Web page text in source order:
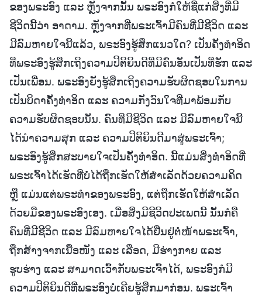
ຂອງພຣະອົງ ແລະ ຫຼັງຈາກນັ້ນ ພຣະອົງກໍໃຫ້ຊື່ແກ່ສິ່ງທີ່ມີ
ຊີວິດນີ້ວ່າ ອາດາມ. ຫຼັງຈາກທີ່ພຣະເຈົ້າມີຄົນທີ່ມີຊີວິດ ແລະ
ມີລົມຫາຍໃຈນີ້ແລ້ວ, ພຣະອົງຮູ້ສຶກແນວໃດ? ເປັນຄັ້ງທຳອິດ
ທີ່ພຣະອົງຮູ້ສຶກເຖິງຄວາມປິຕິຍິນດີທີ່ມີຄົນອັນເປັນທີ່ຮັກ ແລະ
ເປັນເພື່ອນ. ພຣະອົງຍັງຮູ້ສຶກເຖິງຄວາມຮັບຜິດຊອບໃນການ
ເປັນບິດາຄັ້ງທຳອິດ ແລະ ຄວາມກັງວົນໃຈທີ່ມາພ້ອມກັບ
ຄວາມຮັບຜິດຊອບນັ້ນ. ຄົນທີ່ມີຊີວິດ ແລະ ມີລົມຫາຍໃຈນີ້
ໄດ້ນໍາຄວາມສຸກ ແລະ ຄວາມປິຕິຍິນດີມາສູ່ພຣະເຈົ້າ;
ພຣະອົງຮູ້ສຶກສະບາຍໃຈເປັນຄັ້ງທຳອິດ. ນີ້ແມ່ນສິ່ງທຳອິດທີ່
ພຣະເຈົ້າໄດ້ເຮັດທີ່ບໍ່ໄດ້ຖືກເຮັດໃຫ້ສຳເລັດດ້ວຍຄວາມຄິດ
ຫຼື ແມ່ນແຕ່ພຣະທຳຂອງພຣະອົງ, ແຕ່ຖືກເຮັດໃຫ້ສຳເລັດ
ດ້ວຍມືຂອງພຣະອົງເອງ. ເມື່ອສິ່ງມີຊີວິດປະເພດນີ້ ນັ້ນກໍຄື
ຄົນທີ່ມີຊີວິດ ແລະ ມີລົມຫາຍໃຈໄດ້ຢືນຢູ່ຕໍ່ໜ້າພຣະເຈົ້າ,
ຖືກສ້າງຈາກເນື້ອໜັງ ແລະ ເລືອດ, ມີຮ່າງກາຍ ແລະ
ຮູບຮ່າງ ແລະ ສາມາດເວົ້າກັບພຣະເຈົ້າໄດ້, ພຣະອົງກໍມີ
ຄວາມປິຕິຍິນດີທີ່ພຣະອົງບໍ່ເຄີຍຮູ້ສຶກມາກ່ອນ. ພຣະເຈົ້າ